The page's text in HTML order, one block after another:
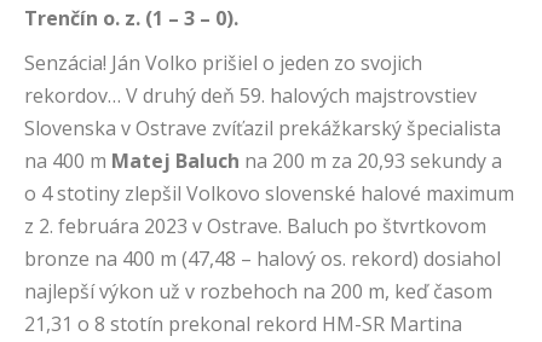
Trenčín o. z. (1 – 3 – 0).
Senzácia! Ján Volko prišiel o jeden zo svojich
rekordov… V druhý deň 59. halových majstrovstiev
Slovenska v Ostrave zvíťazil prekážkarský špecialista
na 400 m Matej Baluch na 200 m za 20,93 sekundy a
o 4 stotiny zlepšil Volkovo slovenské halové maximum
z 2. februára 2023 v Ostrave. Baluch po štvrtkovom
bronze na 400 m (47,48 – halový os. rekord) dosiahol
najlepší výkon už v rozbehoch na 200 m, keď časom
21,31 o 8 stotín prekonal rekord HM-SR Martina